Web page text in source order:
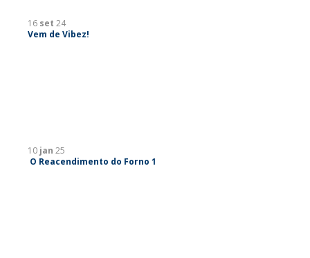
16 set 24
Vem de Vibez!
10 jan 25
O Reacendimento do Forno 1